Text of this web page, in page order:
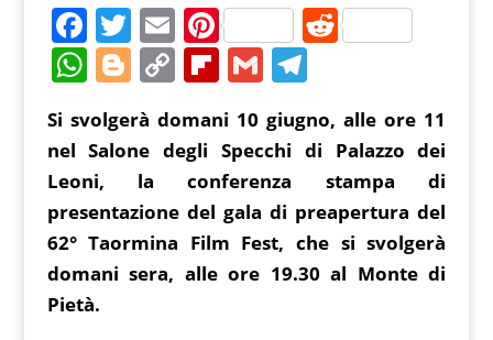
F
a
c
e
b
o
o
k
T
w
itt
er
E
m
ai
l
Pi
nt
er
e
st
R
di
t
W
h
at
s
A
p
p
Bl
o
g
g
er
C
p
y
Li
n
k
Fl
ip
b
o
ar
d
G
m
ai
l
T
e
gr
a
m
Si svolgerà domani 10 giugno, alle ore 11
nel Salone degli Specchi di Palazzo dei
Leoni, la conferenza stampa di
presentazione del gala di preapertura del
62° Taormina Film Fest, che si svolgerà
domani sera, alle ore 19.30 al Monte di
Pietà.